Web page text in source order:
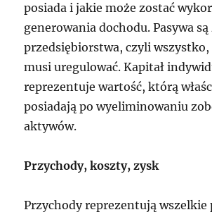
posiada i jakie może zostać
generowania dochodu. Pasywa
przedsiębiorstwa, czyli wszystko,
musi uregulować. Kapitał
reprezentuje wartość, którą
posiadają po wyeliminowaniu
aktywów.
Przychody, koszty, zysk
Przychody reprezentują wszelkie